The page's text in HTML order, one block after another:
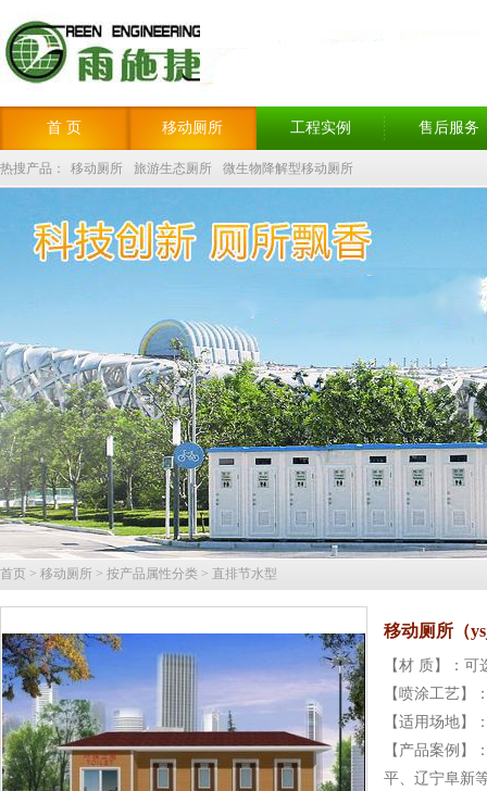
首 页 移动厕所 工程实例 售后服务
热搜产品： 移动厕所 旅游生态厕所 微生物降解型移动厕所
首页 > 移动厕所 > 按产品属性分类 > 直排节水型
移动厕所（
【材 质】：
【喷涂工艺】
【适用场地】
【产品案例】
平、辽宁阜新